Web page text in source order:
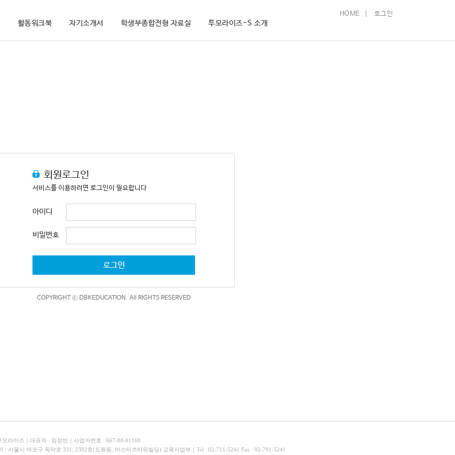
활동워크북 자기소개서 학생부종합전형 자료실 투모라이즈-S 소개
HOME 로그인
회원로그인
서비스를 이용하려면 로그인이 필요합니다
아이디
비밀번호
COPYRIGHT ⓒ DBKEDUCATION. All RIGHTS RESERVED
모라이즈｜대표자 : 임정빈｜사업자번호 : 667-88-01168
: 서울시 마포구 독막로 331, 2302호(도화동, 마스터즈타워빌딩) 교육사업부｜Tel : 02-711-5241 Fax : 02-701-5241